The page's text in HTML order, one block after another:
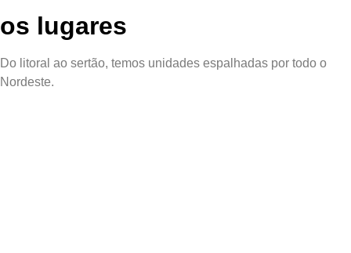
os lugares
Do litoral ao sertão, temos unidades espalhadas por todo o
Nordeste.